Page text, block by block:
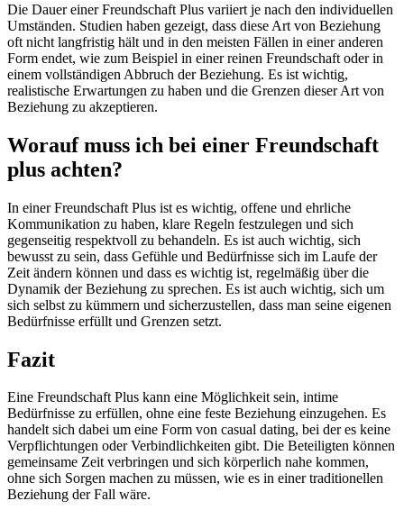
Die Dauer einer Freundschaft Plus variiert je nach den individuellen
Umständen. Studien haben gezeigt, dass diese Art von Beziehung
oft nicht langfristig hält und in den meisten Fällen in einer anderen
Form endet, wie zum Beispiel in einer reinen Freundschaft oder in
einem vollständigen Abbruch der Beziehung. Es ist wichtig,
realistische Erwartungen zu haben und die Grenzen dieser Art von
Beziehung zu akzeptieren.
Worauf muss ich bei einer Freundschaft
plus achten?
In einer Freundschaft Plus ist es wichtig, offene und ehrliche
Kommunikation zu haben, klare Regeln festzulegen und sich
gegenseitig respektvoll zu behandeln. Es ist auch wichtig, sich
bewusst zu sein, dass Gefühle und Bedürfnisse sich im Laufe der
Zeit ändern können und dass es wichtig ist, regelmäßig über die
Dynamik der Beziehung zu sprechen. Es ist auch wichtig, sich um
sich selbst zu kümmern und sicherzustellen, dass man seine eigenen
Bedürfnisse erfüllt und Grenzen setzt.
Fazit
Eine Freundschaft Plus kann eine Möglichkeit sein, intime
Bedürfnisse zu erfüllen, ohne eine feste Beziehung einzugehen. Es
handelt sich dabei um eine Form von casual dating, bei der es keine
Verpflichtungen oder Verbindlichkeiten gibt. Die Beteiligten können
gemeinsame Zeit verbringen und sich körperlich nahe kommen,
ohne sich Sorgen machen zu müssen, wie es in einer traditionellen
Beziehung der Fall wäre.